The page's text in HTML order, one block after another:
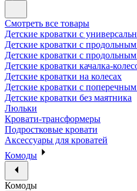
Смотреть все товары
Детские кроватки с
Детские кроватки с
Детские кроватки с
Детские кроватки качалка-
Детские кроватки на колесах
Детские кроватки с
Детские кроватки без маятника
Люльки
Кровати-трансформеры
Подростковые кровати
Аксессуары для кроватей
Комоды
Комоды